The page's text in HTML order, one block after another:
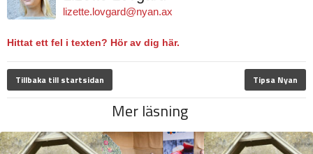
lizette.lovgard@nyan.ax
Hittat ett fel i texten? Hör av dig här.
Tillbaka till startsidan Tipsa Nyan
Mer läsning